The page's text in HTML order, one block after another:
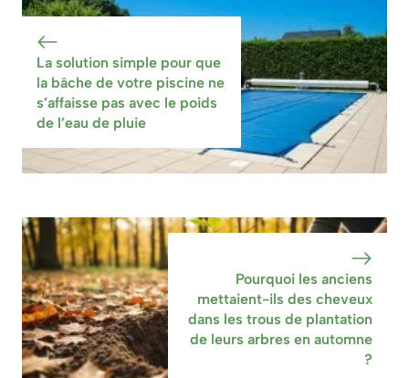
c’est la pire erreur
à faire pour votre
gazon
sous la bâche de
votre piscine
durant toute la
période
d’hivernage
La solution simple pour que
la bâche de votre piscine ne
s’affaisse pas avec le poids
de l’eau de pluie
Pourquoi les anciens
mettaient-ils des cheveux
dans les trous de plantation
de leurs arbres en automne
?